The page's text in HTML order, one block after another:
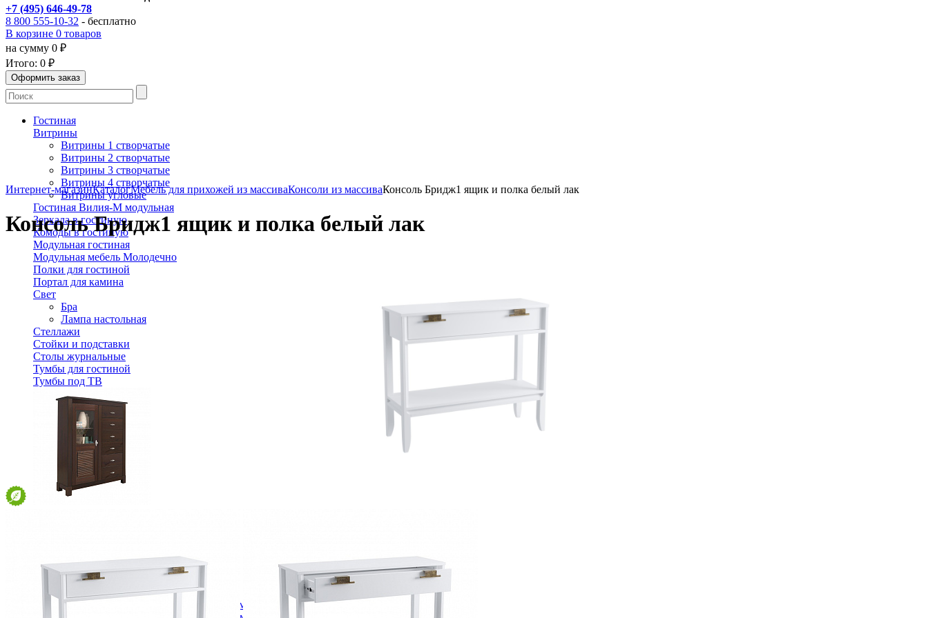
+7 (495) 646-49-78
8 800 555-10-32 - бесплатно
В корзине 0 товаров
на сумму 0 ₽
Итого: 0 ₽
Гостиная
Витрины
Витрины 1 створчатые
Витрины 2 створчатые
Витрины 3 створчатые
Витрины 4 створчатые
Витрины угловые
Гостиная Вилия-М модульная
Зеркала в гостиную
Комоды в гостиную
Модульная гостиная
Модульная мебель Молодечно
Полки для гостиной
Портал для камина
Свет
Бра
Лампа настольная
Стеллажи
Стойки и подставки
Столы журнальные
Тумбы для гостиной
Тумбы под ТВ
Спальня
Деревянные кровати с подъемным механизмом
Интернет-магазинКаталогМебель для прихожей из массиваКонсоли из массиваКонсоль Бридж1 ящик и полка белый лак
Консоль Бридж1 ящик и полка белый лак